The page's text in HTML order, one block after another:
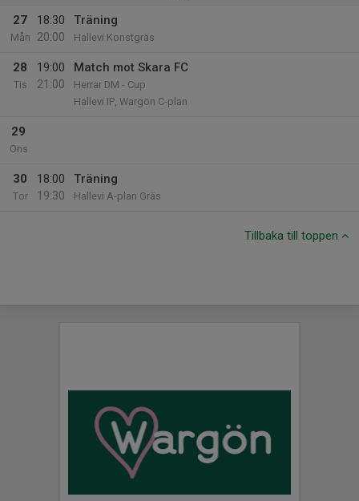
27
Mån
18:30
20:00
Träning
Hallevi Konstgräs
28
Tis
19:00
21:00
Match mot Skara FC
Herrar DM - Cup
Hallevi IP, Wargön C-plan
29
Ons
30
Tor
18:00
19:30
Träning
Hallevi A-plan Gräs
Tillbaka till toppen